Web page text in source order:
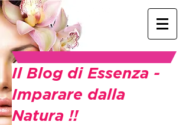
Il Blog di Essenza -
Imparare dalla
Natura !!